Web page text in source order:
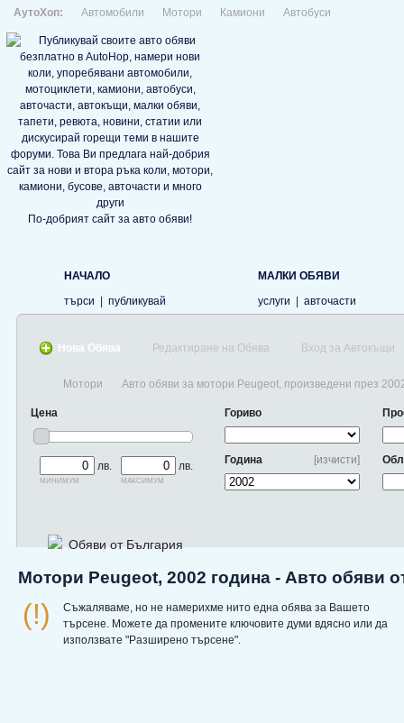
АутоХоп: Автомобили Мотори Камиони Автобуси
По-добрият сайт за авто обяви!
НАЧАЛО
търси
публикувай
МАЛКИ ОБЯВИ
услуги
авточасти
Нова Обява Редактиране на Обява Вход за Автокъщи
Мотори Авто обяви за мотори Peugeot, произведени през
Цена
лв.
минимум
лв.
максимум
Гориво
[изчисти]
Година
Обяви от България
Мотори Peugeot, 2002 година - Авто обяви
(!)
Съжаляваме, но не намерихме нито една обява за Вашето
търсене. Можете да промените ключовите думи вдясно или да
използвате "Разширено търсене".